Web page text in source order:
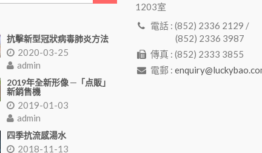
抗擊新型冠狀病毒肺炎方法
2020-03-25
admin
2019年全新形像 ─「点販」
新銷售機
2019-01-03
admin
四季抗流感湯水
2018-11-13
1203室
電話 : (852) 2336 2129 /
(852) 2336 3987
傳真 : (852) 2333 3855
電郵 :